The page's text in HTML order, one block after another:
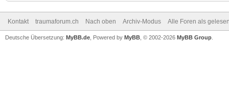
Kontakt traumaforum.ch Nach oben Archiv-Modus Alle Foren als
Deutsche Übersetzung: MyBB.de , Powered by MyBB , © 2002-2026 MyBB Group